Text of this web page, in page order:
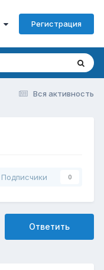
Регистрация
Вся активность
Подписчики 0
Ответить